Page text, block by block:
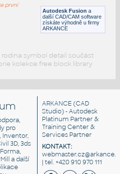
Autodesk Fusion a
další CAD/CAM software
získáte výhodně u firmy
ARKANCE
první
symbol detail součást
kolekce free block library
pro
Inventor,
3D, 3ds
a další
ARKANCE (CAD
Studio) - Autodesk
Platinum Partner &
Training Center &
Services Partner
KONTAKT:
| tel. +420 910 970 111